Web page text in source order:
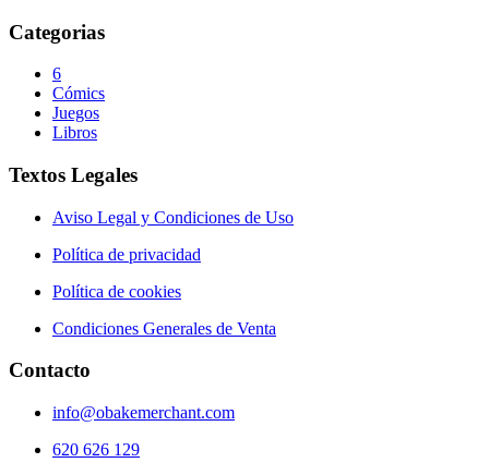
Categorias
6
Cómics
Juegos
Libros
Textos Legales
Aviso Legal y Condiciones de Uso
Política de privacidad
Política de cookies
Condiciones Generales de Venta
Contacto
info@obakemerchant.com
620 626 129